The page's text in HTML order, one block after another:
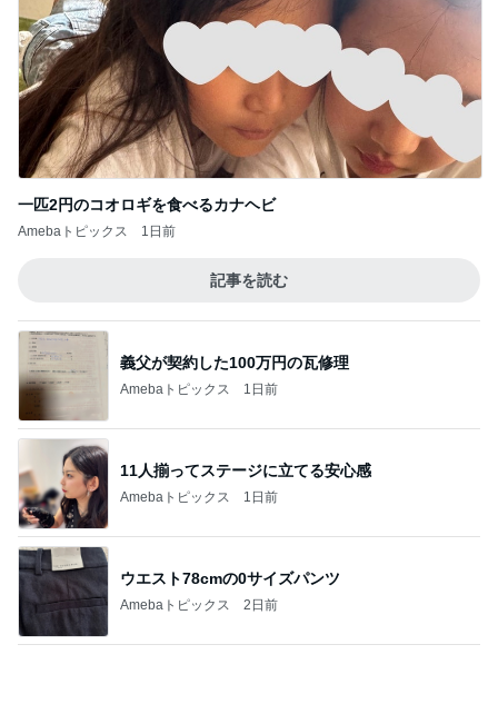
一匹2円のコオロギを食べるカナヘビ
Amebaトピックス 1日前
記事を読む
Amebaトピックス 1日前
11人揃ってステージに立てる安心感
Amebaトピックス 1日前
ウエスト78cmの0サイズパンツ
Amebaトピックス 2日前
堀ちえみの夫 デリバリーで夕飯
Amebaトピックス 1日前